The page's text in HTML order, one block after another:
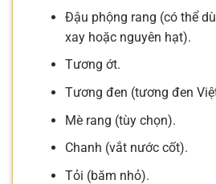
Đậu phộng rang (có thể
xay hoặc nguyên hạt).
Tương ớt.
Tương đen (tương đen
Mè rang (tùy chọn).
Chanh (vắt nước cốt).
Tỏi (băm nhỏ).